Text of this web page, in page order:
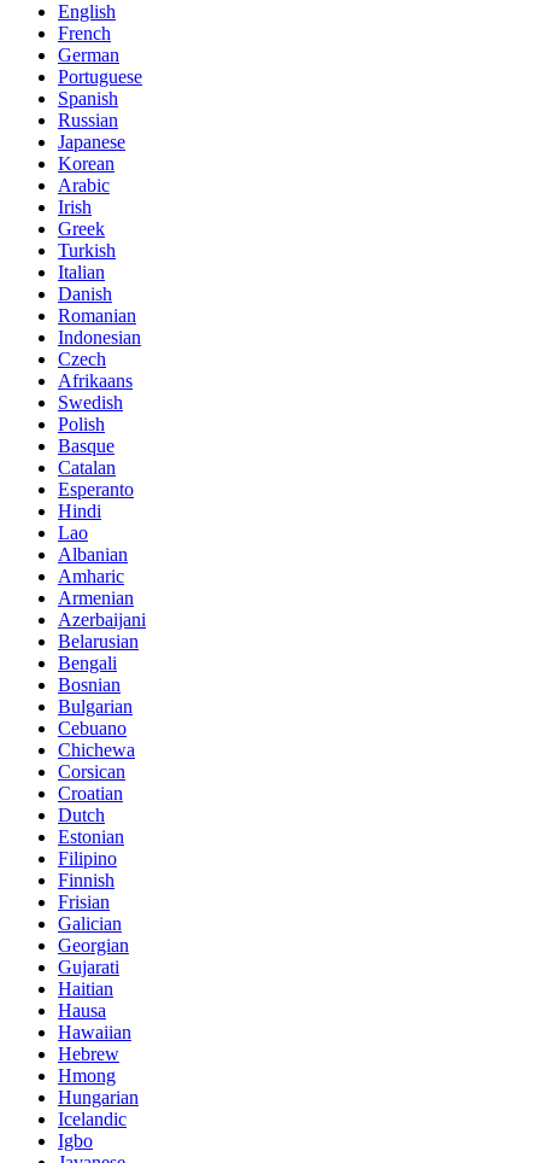
English
French
German
Portuguese
Spanish
Russian
Japanese
Korean
Arabic
Irish
Greek
Turkish
Italian
Danish
Romanian
Indonesian
Czech
Afrikaans
Swedish
Polish
Basque
Catalan
Esperanto
Hindi
Lao
Albanian
Amharic
Armenian
Azerbaijani
Belarusian
Bengali
Bosnian
Bulgarian
Cebuano
Chichewa
Corsican
Croatian
Dutch
Estonian
Filipino
Finnish
Frisian
Galician
Georgian
Gujarati
Haitian
Hausa
Hawaiian
Hebrew
Hmong
Hungarian
Icelandic
Igbo